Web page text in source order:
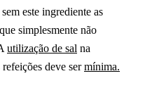
este ingrediente as
simplesmente não
utilização de sal na
refeições deve sermínima.